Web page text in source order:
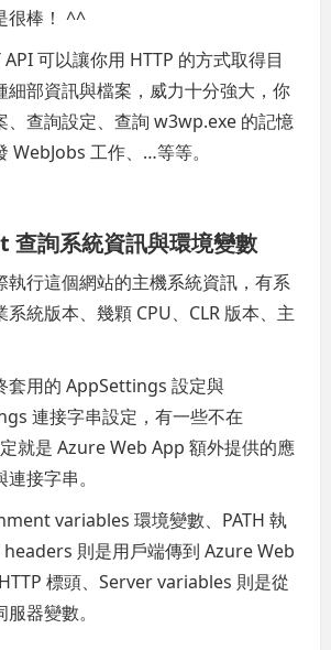
很棒！ ^^
API 可以讓你用 HTTP 的方式取得目
細部資訊與檔案，威力十分強大，你
、查詢設定、查詢 w3wp.exe 的記憶
WebJobs 工作、…等等。
詢系統資訊與環境變數
執行這個網站的主機系統資訊，有系
統版本、幾顆 CPU、CLR 版本、主
套用的 AppSettings 設定與
連接字串設定，有一些不在
就是 Azure Web App 額外提供的應
接字串。
variables 環境變數、PATH 執
headers 則是用戶端傳到 Azure Web
標頭、Server variables 則是從
器變數。